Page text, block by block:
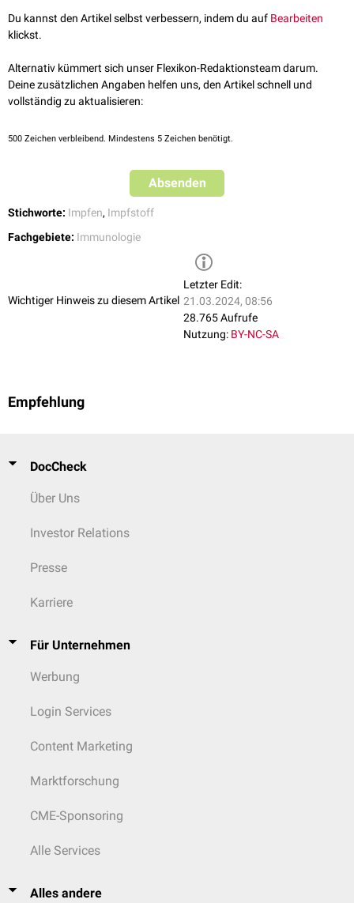
Antigene wie z.B. virale
Matrixproteine
fehlen.
Ist die Subunit selbst kein
werden (Konjugatimpfstoff).
Du kannst den Artikel selbst verbessern, indem du auf Bearbeiten
klickst.
Alternativ kümmert sich unser Flexikon-Redaktionsteam darum.
Deine zusätzlichen Angaben helfen uns, den Artikel schnell und
vollständig zu aktualisieren:
500 Zeichen verbleibend. Mindestens 5 Zeichen benötigt.
Absenden
Stichworte: Impfen, Impfstoff
Fachgebiete: Immunologie
Wichtiger Hinweis zu diesem Artikel
Letzter Edit:
21.03.2024, 08:56
28.765 Aufrufe
Nutzung: BY-NC-SA
Empfehlung
DocCheck
Über Uns
Investor Relations
Presse
Karriere
Für Unternehmen
Werbung
Login Services
Content Marketing
Marktforschung
CME-Sponsoring
Alle Services
Alles andere